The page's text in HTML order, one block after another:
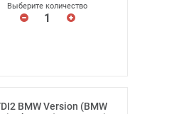
Выберите количество
BMW Version (BMW